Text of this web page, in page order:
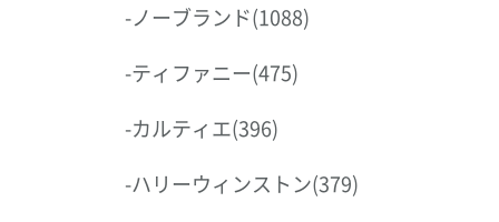
-ノーブランド(1088)
-ティファニー(475)
-カルティエ(396)
-ハリーウィンストン(379)